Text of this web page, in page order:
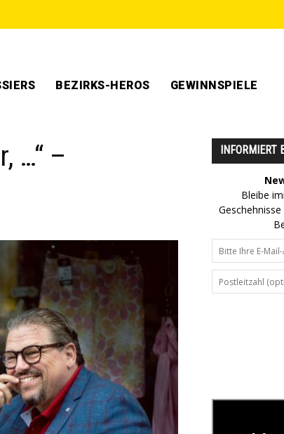
BEZIRKS-HEROS GEWINNSPIELE
…“ –
INFORMIERT
Bleibe